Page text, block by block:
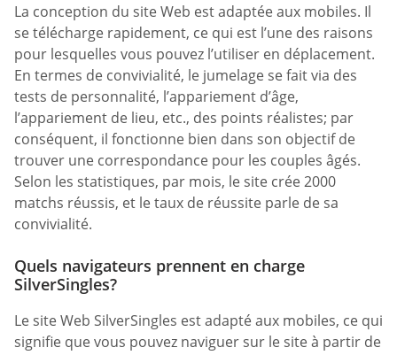
La conception du site Web est adaptée aux mobiles. Il
se télécharge rapidement, ce qui est l’une des raisons
pour lesquelles vous pouvez l’utiliser en déplacement.
En termes de convivialité, le jumelage se fait via des
tests de personnalité, l’appariement d’âge,
l’appariement de lieu, etc., des points réalistes; par
conséquent, il fonctionne bien dans son objectif de
trouver une correspondance pour les couples âgés.
Selon les statistiques, par mois, le site crée 2000
matchs réussis, et le taux de réussite parle de sa
convivialité.
Quels navigateurs prennent en charge
SilverSingles?
Le site Web SilverSingles est adapté aux mobiles, ce qui
signifie que vous pouvez naviguer sur le site à partir de